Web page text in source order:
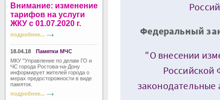
Федеральный
"О внесении
Российской
Внимание: изменение
тарифов на услуги
ЖКУ с 01.07.2020 г.
подробнее...
18.04.18
Памятки МЧС
МКУ "Управление по делам ГО и
ЧС города Ростова-на-Дону
информирует жителей города о
мерах предосторожности в виде
памяток.
подробнее...